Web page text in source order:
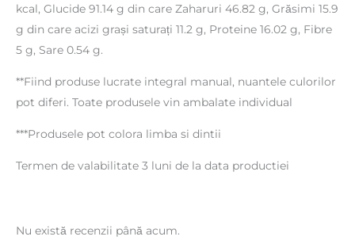
kcal, Glucide 91.14 g din care Zaharuri 46.82 g, Grăsimi 15.9
g din care acizi grași saturați 11.2 g, Proteine 16.02 g, Fibre
5 g, Sare 0.54 g.
**Fiind produse lucrate integral manual, nuantele culorilor
pot diferi. Toate produsele vin ambalate individual
***Produsele pot colora limba si dintii
Termen de valabilitate 3 luni de la data productiei
Nu există recenzii până acum.